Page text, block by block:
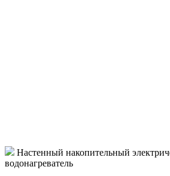
Настенный накопительный
водонагреватель